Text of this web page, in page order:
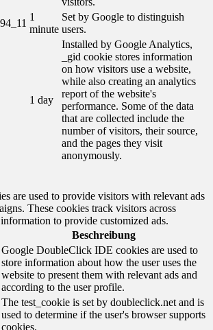
1
minute
Set by Google to distinguish
users.
1 day
Installed by Google Analytics,
_gid cookie stores information
on how visitors use a website,
while also creating an analytics
report of the website's
performance. Some of the data
that are collected include the
number of visitors, their source,
and the pages they visit
anonymously.
are used to provide visitors with relevant ads
These cookies track visitors across
to provide customized ads.
Beschreibung
Google DoubleClick IDE cookies are used to
store information about how the user uses the
website to present them with relevant ads and
according to the user profile.
The test_cookie is set by doubleclick.net and is
used to determine if the user's browser supports
cookies.